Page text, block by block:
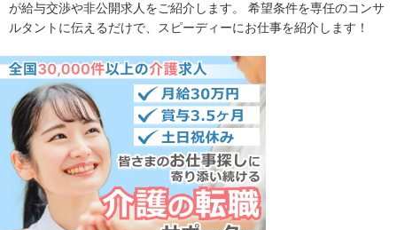
が給与交渉や非公開求人をご紹介します。 希望条件を専任のコンサ
ルタントに伝えるだけで、スピーディーにお仕事を紹介します！